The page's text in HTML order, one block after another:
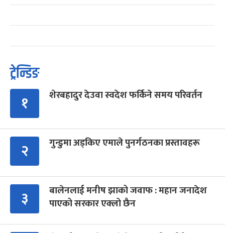
ट्रेन्डिङ
१ शेरबहादुर देउवा स्वदेश फर्किने समय परिवर्तन
२ गुन्डुमा अड्किए एमाले पुनर्गठनका प्रस्तावहरू
३
बालेनलाई मनीष झाको जवाफ : महान जनादेश
पाएको सरकार एक्लो छैन